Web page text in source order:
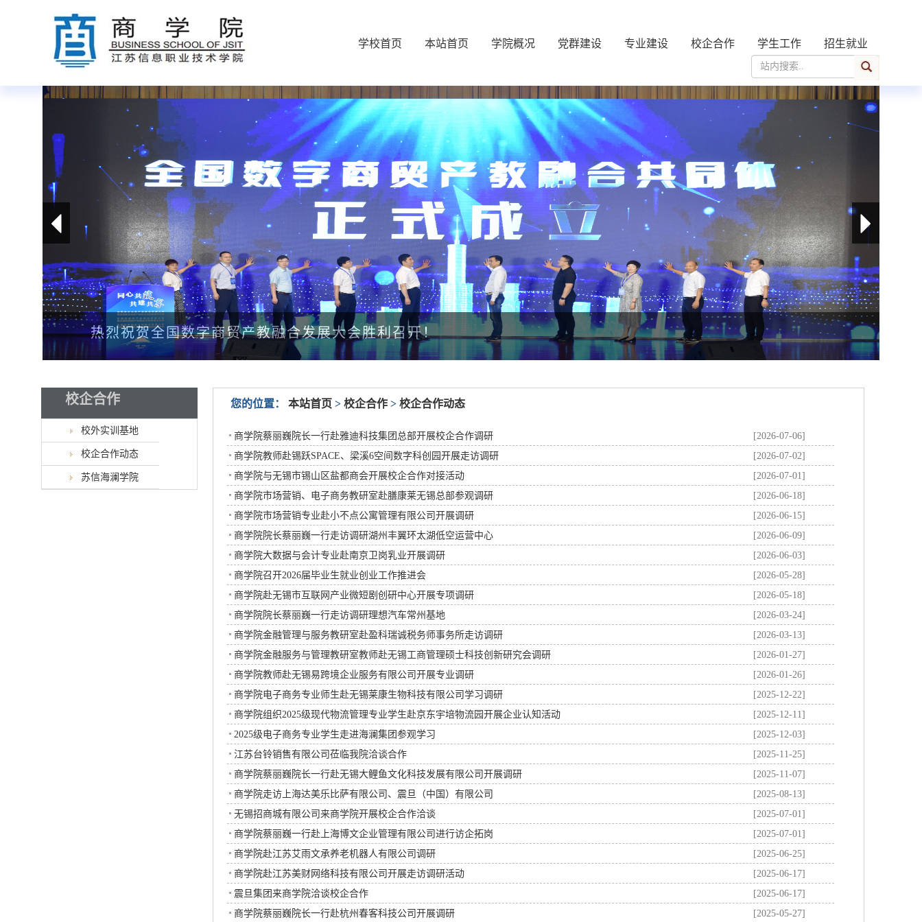
学校首页 本站首页 学院概况 党群建设 专业建设 校企合作 学生工作 招生就业
热烈祝贺全国数字商贸产教融合发展大会胜利召开！
校企合作
校外实训基地
校企合作动态
苏信海澜学院
您的位置： 本站首页 > 校企合作 > 校企合作动态
商学院蔡丽巍院长一行赴雅迪科技集团总部开展校企合作调研
[2026-07-06]
商学院教师赴锡跃SPACE、梁溪6空间数字科创园开展走访调研
[2026-07-02]
商学院与无锡市锡山区盐都商会开展校企合作对接活动
[2026-07-01]
商学院市场营销、电子商务教研室赴膳康莱无锡总部参观调研
[2026-06-18]
商学院市场营销专业赴小不点公寓管理有限公司开展调研
[2026-06-15]
商学院院长蔡丽巍一行走访调研湖州丰翼环太湖低空运营中心
[2026-06-09]
商学院大数据与会计专业赴南京卫岗乳业开展调研
[2026-06-03]
商学院召开2026届毕业生就业创业工作推进会
[2026-05-28]
商学院赴无锡市互联网产业微短剧创研中心开展专项调研
[2026-05-18]
商学院院长蔡丽巍一行走访调研理想汽车常州基地
[2026-03-24]
商学院金融管理与服务教研室赴盈科瑞诚税务师事务所走访调研
[2026-03-13]
商学院金融服务与管理教研室教师赴无锡工商管理硕士科技创新研究会调研
[2026-01-27]
商学院教师赴无锡易跨境企业服务有限公司开展专业调研
[2026-01-26]
商学院电子商务专业师生赴无锡莱康生物科技有限公司学习调研
[2025-12-22]
商学院组织2025级现代物流管理专业学生赴京东宇培物流园开展企业认知活动
[2025-12-11]
2025级电子商务专业学生走进海澜集团参观学习
[2025-12-03]
江苏台铃销售有限公司莅临我院洽谈合作
[2025-11-25]
商学院蔡丽巍院长一行赴无锡大鲤鱼文化科技发展有限公司开展调研
[2025-11-07]
商学院走访上海达美乐比萨有限公司、震旦（中国）有限公司
[2025-08-13]
无锡招商城有限公司来商学院开展校企合作洽谈
[2025-07-01]
商学院蔡丽巍一行赴上海博文企业管理有限公司进行访企拓岗
[2025-07-01]
商学院赴江苏艾雨文承养老机器人有限公司调研
[2025-06-25]
商学院赴江苏美财网络科技有限公司开展走访调研活动
[2025-06-17]
震旦集团来商学院洽谈校企合作
[2025-06-17]
商学院蔡丽巍院长一行赴杭州春客科技公司开展调研
[2025-05-27]